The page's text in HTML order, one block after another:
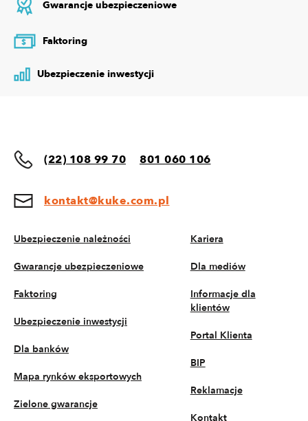
Gwarancje ubezpieczeniowe
$ Faktoring
Ubezpieczenie inwestycji
(22) 108 99 70 801 060 106
kontakt@kuke.com.pl
Ubezpieczenie należności
Gwarancje ubezpieczeniowe
Faktoring
Ubezpieczenie inwestycji
Dla banków
Mapa rynków eksportowych
Zielone gwarancje
Kariera
Dla mediów
Informacje dla
klientów
Portal Klienta
BIP
Reklamacje
Kontakt